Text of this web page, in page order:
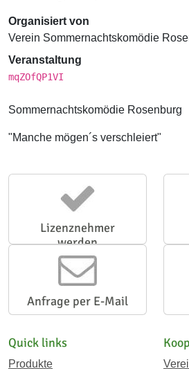
Organisiert von
Verein Sommernachtskomödie
Veranstaltung
mqZOfQP1VI
Sommernachtskomödie Rosenburg
"Manche mögen´s verschleiert"
Lizenznehmer
werden
Anfrage per E-Mail
Quick links
Produkte